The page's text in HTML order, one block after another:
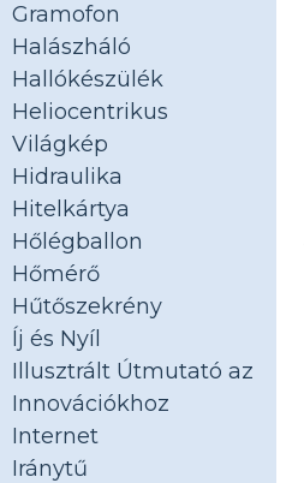
Gramofon
Halászháló
Hallókészülék
Heliocentrikus
Világkép
Hidraulika
Hitelkártya
Hőlégballon
Hőmérő
Hűtőszekrény
Íj és Nyíl
Illusztrált Útmutató az
Innovációkhoz
Internet
Iránytű